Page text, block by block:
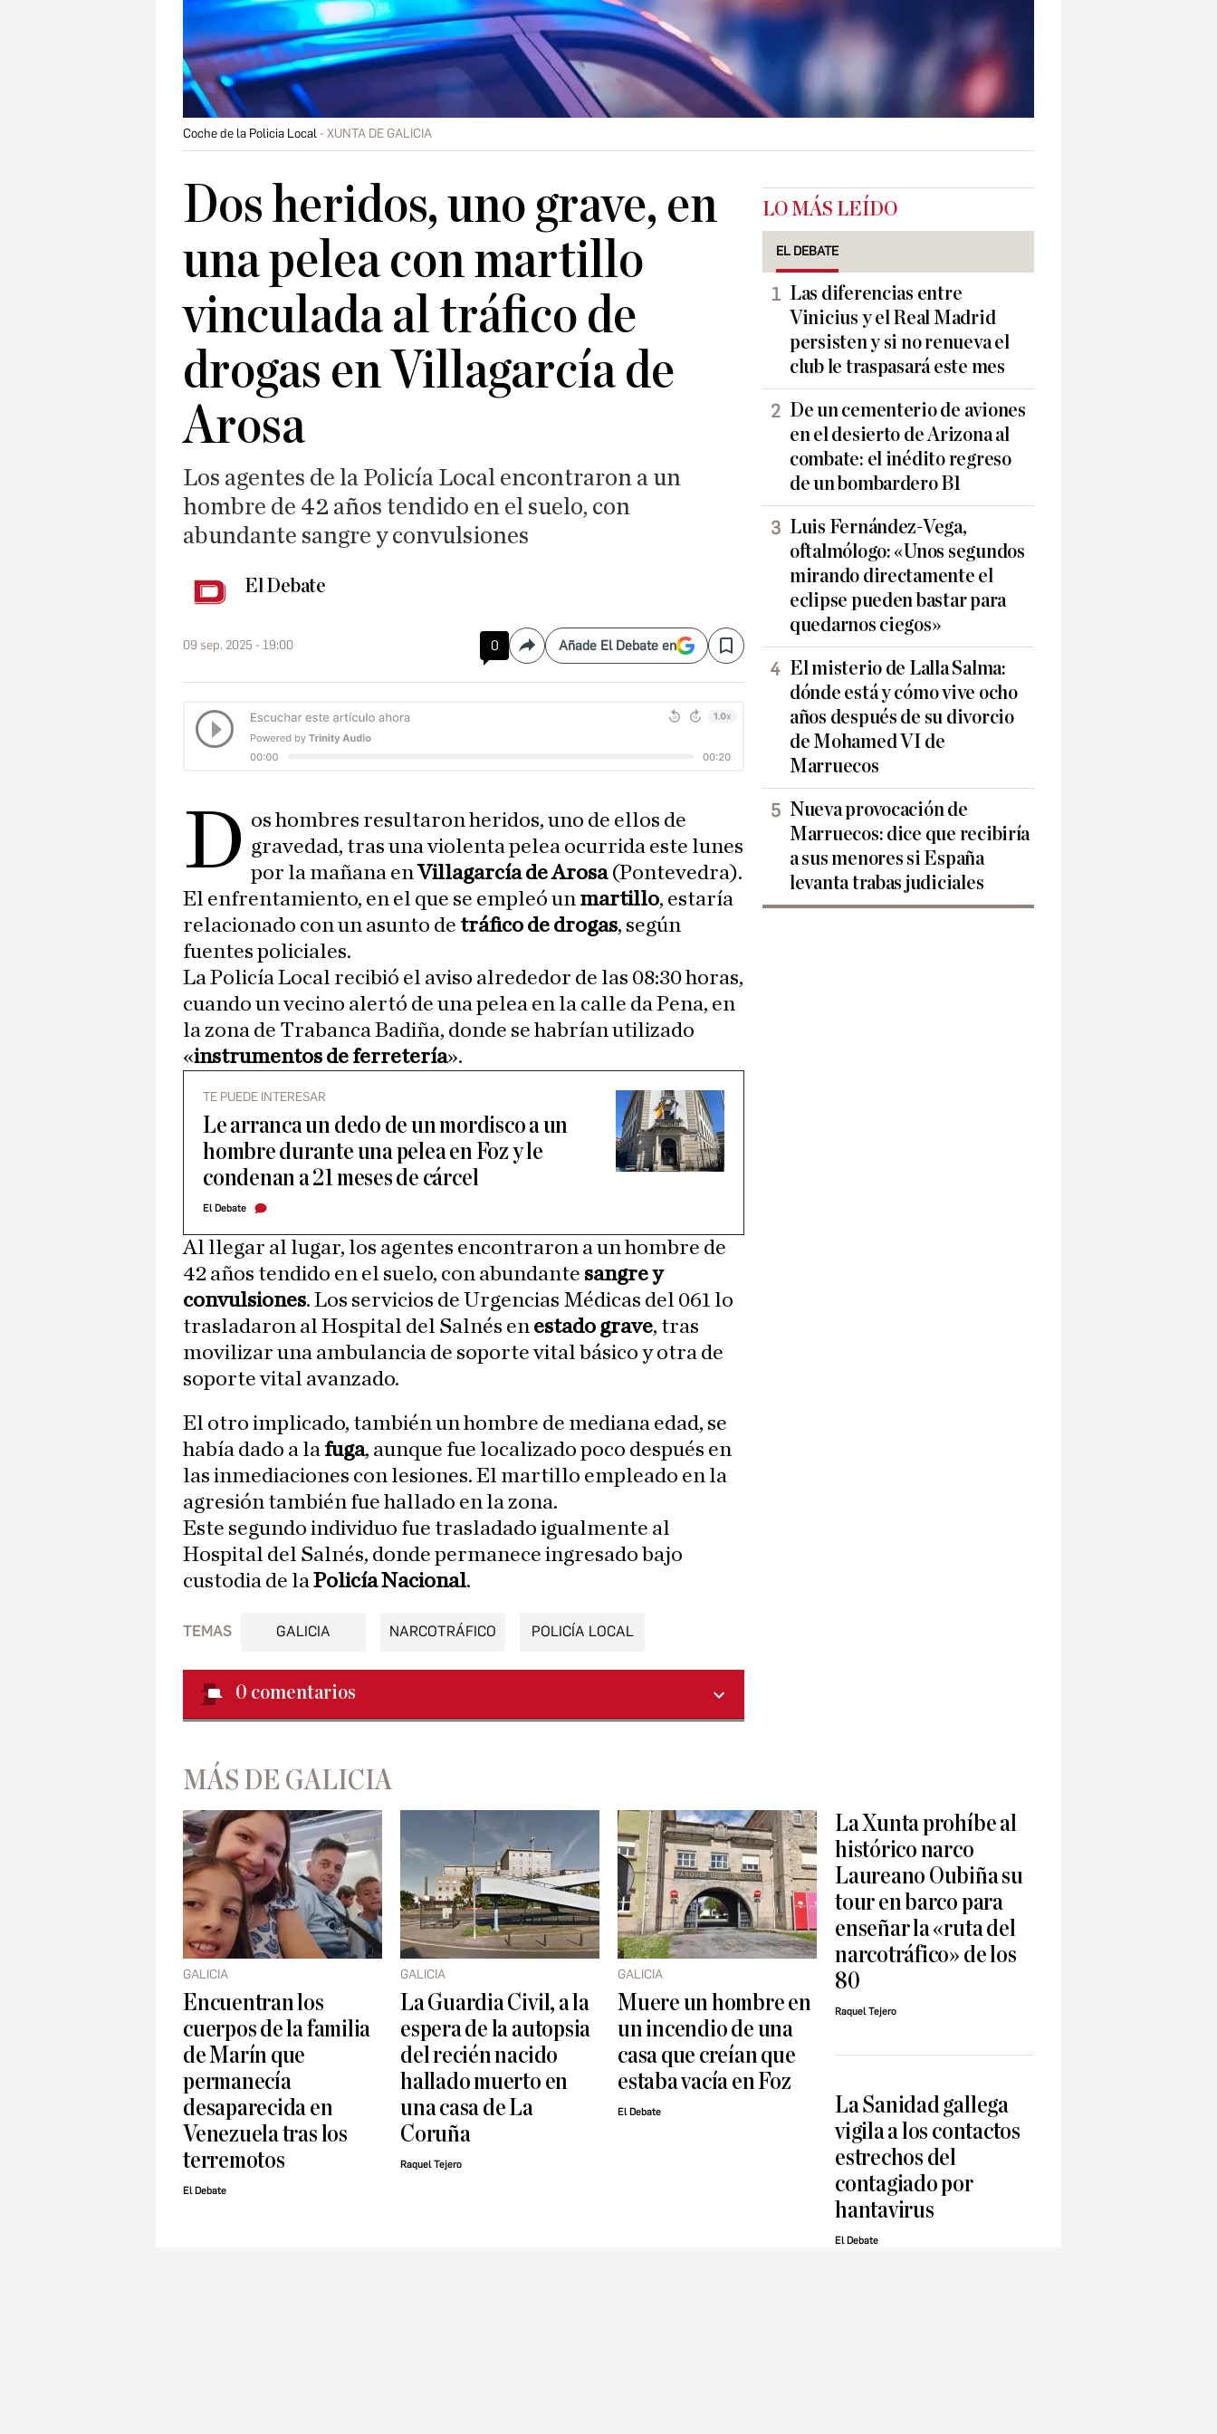
Coche de la Policia Local XUNTA DE GALICIA
Dos heridos, uno grave, en
una pelea con martillo
vinculada al tráfico de
drogas en Villagarcía de
Arosa
Los agentes de la Policía Local encontraron a un
hombre de 42 años tendido en el suelo, con
abundante sangre y convulsiones
El Debate
09 sep. 2025 - 19:00 0 CompartirAñade El Debate en Save
D os hombres resultaron heridos, uno de ellos de
gravedad, tras una violenta pelea ocurrida este lunes
por la mañana enVillagarcía de Arosa(Pontevedra).
El enfrentamiento, en el que se empleó un martillo, estaría
relacionado con un asunto de tráfico de drogas, según
fuentes policiales.
La Policía Local recibió el aviso alrededor de las 08:30 horas,
cuando un vecino alertó de una pelea en la calle da Pena, en
la zona de Trabanca Badiña, donde se habrían utilizado
«instrumentos de ferretería».
TE PUEDE INTERESAR
Le arranca un dedo de un mordisco a un
hombre durante una pelea en Foz y le
condenan a 21 meses de cárcel
El Debate
Al llegar al lugar, los agentes encontraron a un hombre de
42 años tendido en el suelo, con abundante sangre y
convulsiones. Los servicios de Urgencias Médicas del 061 lo
trasladaron al Hospital del Salnés en estado grave, tras
movilizar una ambulancia de soporte vital básico y otra de
soporte vital avanzado.
El otro implicado, también un hombre de mediana edad, se
había dado a la fuga, aunque fue localizado poco después en
las inmediaciones con lesiones. El martillo empleado en la
agresión también fue hallado en la zona.
Este segundo individuo fue trasladado igualmente al
Hospital del Salnés, donde permanece ingresado bajo
custodia de laPolicía Nacional.
TEMAS GALICIA NARCOTRÁFICO POLICÍA LOCAL
0 comentarios
LO MÁS LEÍDO
EL DEBATE
Las diferencias entre
Vinicius y el Real Madrid
persisten y si no renueva el
club le traspasará este mes
De un cementerio de aviones
en el desierto de Arizona al
combate: el inédito regreso
de un bombardero B1
Luis Fernández-Vega,
oftalmólogo: «Unos segundos
mirando directamente el
eclipse pueden bastar para
quedarnos ciegos»
El misterio de Lalla Salma:
dónde está y cómo vive ocho
años después de su divorcio
de Mohamed VI de
Marruecos
Nueva provocación de
Marruecos: dice que recibiría
a sus menores si España
levanta trabas judiciales
MÁS DE GALICIA
GALICIA
Encuentran los
cuerpos de la familia
de Marín que
permanecía
desaparecida en
Venezuela tras los
terremotos
El Debate
GALICIA
La Guardia Civil, a la
espera de la autopsia
del recién nacido
hallado muerto en
una casa de La
Coruña
Raquel Tejero
GALICIA
Muere un hombre en
un incendio de una
casa que creían que
estaba vacía en Foz
El Debate
La Xunta prohíbe al
histórico narco
Laureano Oubiña su
tour en barco para
enseñar la «ruta del
narcotráfico» de los
80
Raquel Tejero
La Sanidad gallega
vigila a los contactos
estrechos del
contagiado por
hantavirus
El Debate